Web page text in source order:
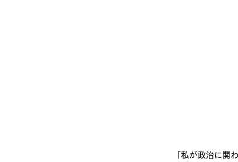
「私が政治に関